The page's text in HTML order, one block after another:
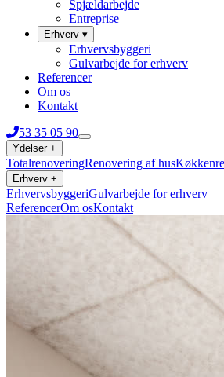
Spjældarbejde
Entreprise
Erhverv ▾
Erhvervsbyggeri
Gulvarbejde for erhverv
Referencer
Om os
Kontakt
53 35 05 90
Ydelser +
TotalrenoveringRenovering af hus
Erhverv +
ErhvervsbyggeriGulvarbejde for erhverv
ReferencerOm osKontakt